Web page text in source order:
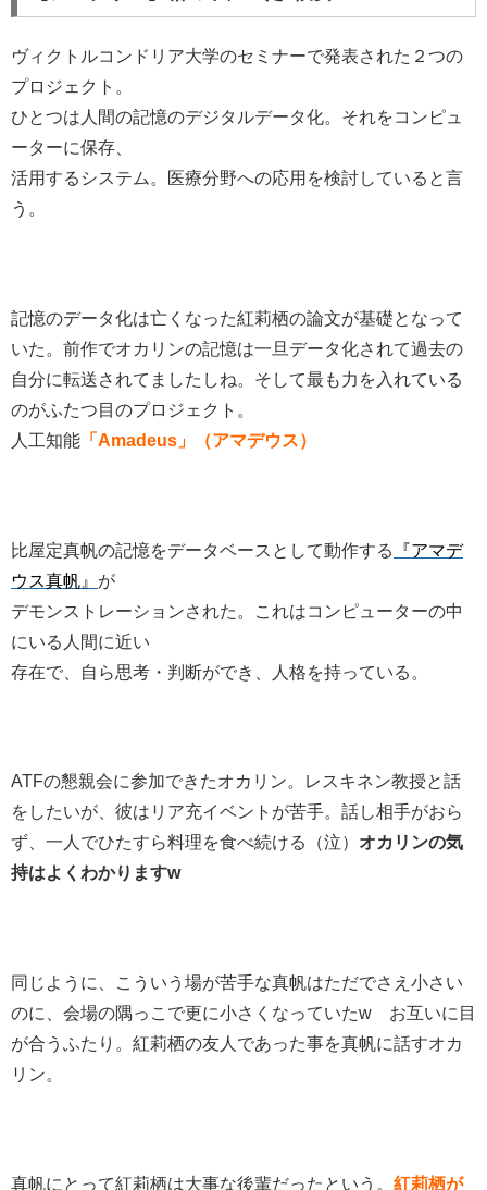
ヴィクトルコンドリア大学のセミナーで発表された２つの
プロジェクト。
ひとつは人間の記憶のデジタルデータ化。それをコンピュ
ーターに保存、
活用するシステム。医療分野への応用を検討していると言
う。
記憶のデータ化は亡くなった紅莉栖の論文が基礎となって
いた。前作でオカリンの記憶は一旦データ化されて過去の
自分に転送されてましたしね。そして最も力を入れている
のがふたつ目のプロジェクト。
人工知能 「Amadeus」（アマデウス）
比屋定真帆の記憶をデータベースとして動作する
『アマデ
ウス真帆』 が
デモンストレーションされた。これはコンピューターの中
にいる人間に近い
存在で、自ら思考・判断ができ、人格を持っている。
ATFの懇親会に参加できたオカリン。レスキネン教授と話
をしたいが、彼はリア充イベントが苦手。話し相手がおら
ず、一人でひたすら料理を食べ続ける（泣） オカリンの気
持はよくわかりますw
同じように、こういう場が苦手な真帆はただでさえ小さい
のに、会場の隅っこで更に小さくなっていたw お互いに目
が合うふたり。紅莉栖の友人であった事を真帆に話すオカ
リン。
真帆にとって紅莉栖は大事な後輩だったという。 紅莉栖が